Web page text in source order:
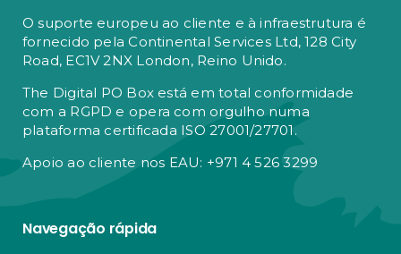
O suporte europeu ao cliente e à infraestrutura é
fornecido pela Continental Services Ltd, 128 City
Road, EC1V 2NX London, Reino Unido.
The Digital PO Box está em total conformidade
com a RGPD e opera com orgulho numa
plataforma certificada ISO 27001/27701.
Apoio ao cliente nos EAU: +971 4 526 3299
Navegação rápida